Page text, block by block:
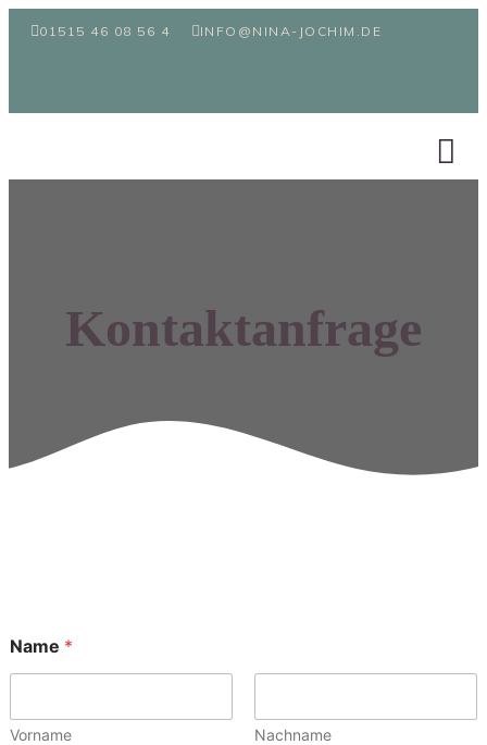
01515 46 08 56 4 INFO@NINA-JOCHIM.DE
Kontaktanfrage
Name *
Vorname Nachname